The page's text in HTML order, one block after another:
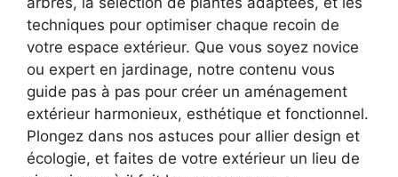
techniques pour optimiser chaque recoin de
votre espace extérieur. Que vous soyez novice
ou expert en jardinage, notre contenu vous
guide pas à pas pour créer un aménagement
extérieur harmonieux, esthétique et fonctionnel.
Plongez dans nos astuces pour allier design et
écologie, et faites de votre extérieur un lieu de